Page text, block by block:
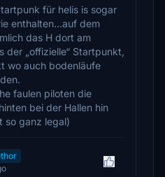
für helis is sogar
enthalten…auf dem
das H dort am
der „offizielle“ Startpunkt,
wo auch bodenläufe
faulen piloten die
bei der Hallen hin
so ganz legal)